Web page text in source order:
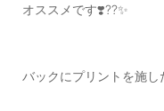
オススメです❣️??✨
バックにプリントを施し